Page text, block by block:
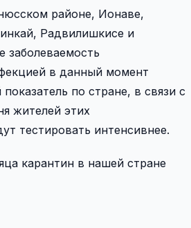
районе, Ионаве,
Радвилишкисе и
заболеваемость
в данный момент
по стране, в связи с
жителей этих
тестировать интенсивнее.
карантин в нашей стране